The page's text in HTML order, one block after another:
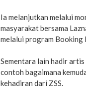
Ia melanjutkan melalui
masyarakat bersama
melalui program Booking
Sementara lain hadir
contoh bagaimana
kehadiran dari ZSS.